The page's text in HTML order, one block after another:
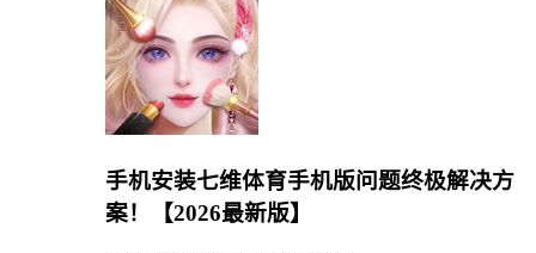
手机安装七维体育手机版问题终极解决方
案！【2026最新版】